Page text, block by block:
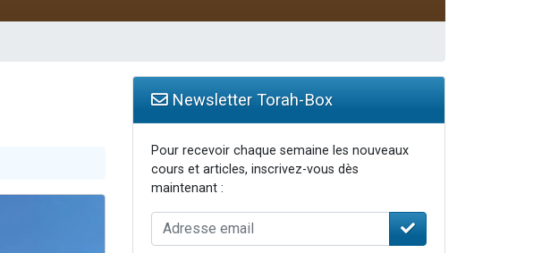
Newsletter Torah-Box
Pour recevoir chaque semaine les nouveaux
cours et articles, inscrivez-vous dès
maintenant :